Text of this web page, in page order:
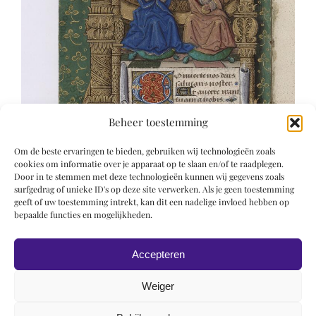
Beheer toestemming
Om de beste ervaringen te bieden, gebruiken wij technologieën zoals
cookies om informatie over je apparaat op te slaan en/of te raadplegen.
Door in te stemmen met deze technologieën kunnen wij gegevens zoals
surfgedrag of unieke ID's op deze site verwerken. Als je geen toestemming
geeft of uw toestemming intrekt, kan dit een nadelige invloed hebben op
bepaalde functies en mogelijkheden.
Accepteren
Weiger